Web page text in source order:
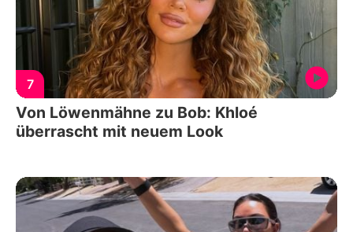
7
Von Löwenmähne zu Bob: Khloé
überrascht mit neuem Look